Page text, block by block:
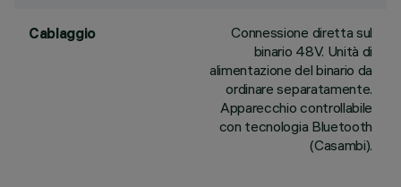
Cablaggio
Connessione diretta sul
binario 48V. Unità di
alimentazione del binario da
ordinare separatamente.
Apparecchio controllabile
con tecnologia Bluetooth
(Casambi).